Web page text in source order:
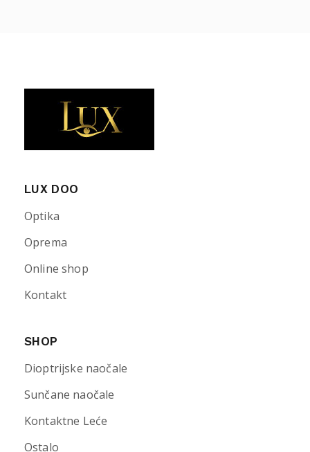
LUX DOO
Optika
Oprema
Online shop
Kontakt
SHOP
Dioptrijske naočale
Sunčane naočale
Kontaktne Leće
Ostalo